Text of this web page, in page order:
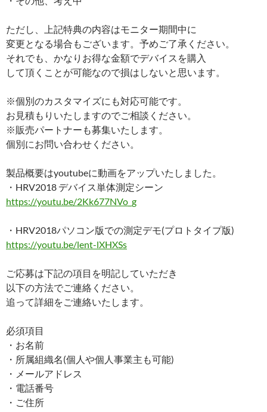
ただし、上記特典の内容はモニター期間中に
変更となる場合もございます。予めご了承ください。
それでも、かなりお得な金額でデバイスを購入
して頂くことが可能なので損はしないと思います。
※個別のカスタマイズにも対応可能です。
お見積もりいたしますのでご相談ください。
※販売パートナーも募集いたします。
個別にお問い合わせください。
製品概要はyoutubeに動画をアップいたしました。
・HRV2018 デバイス単体測定シーン
https://youtu.be/2Kk677NVo_g
・HRV2018パソコン版での測定デモ(プロトタイプ版)
https://youtu.be/lent-lXHXSs
ご応募は下記の項目を明記していただき
以下の方法でご連絡ください。
追って詳細をご連絡いたします。
必須項目
・お名前
・所属組織名(個人や個人事業主も可能)
・メールアドレス
・電話番号
・ご住所